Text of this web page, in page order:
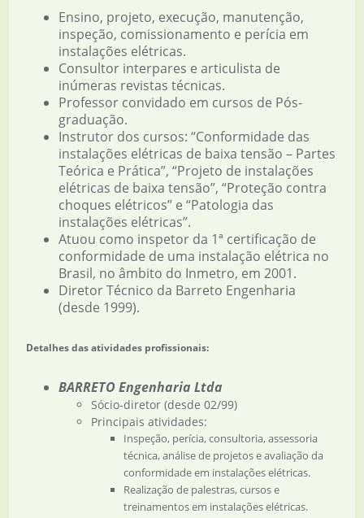
Ensino, projeto, execução, manutenção,
inspeção, comissionamento e perícia em
instalações elétricas.
Consultor interpares e articulista de
inúmeras revistas técnicas.
Professor convidado em cursos de Pós-
graduação.
Instrutor dos cursos: “Conformidade das
instalações elétricas de baixa tensão – Partes
Teórica e Prática”, “Projeto de instalações
elétricas de baixa tensão”, “Proteção contra
choques elétricos” e “Patologia das
instalações elétricas”.
Atuou como inspetor da 1ª certificação de
conformidade de uma instalação elétrica no
Brasil, no âmbito do Inmetro, em 2001.
Diretor Técnico da Barreto Engenharia
(desde 1999).
Detalhes das atividades profissionais:
BARRETO Engenharia Ltda
Sócio-diretor (desde 02/99)
Principais atividades:
Inspeção, perícia, consultoria, assessoria
técnica, análise de projetos e avaliação da
conformidade em instalações elétricas.
Realização de palestras, cursos e
treinamentos em instalações elétricas.